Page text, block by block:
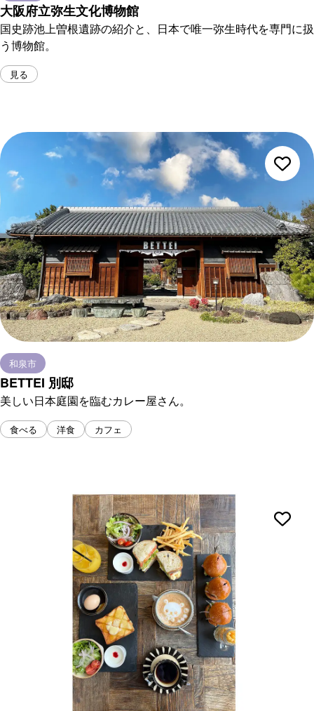
大阪府立弥生文化博物館
国史跡池上曽根遺跡の紹介と、日本で唯一弥生時代を専門に扱
う博物館。
見る
和泉市
BETTEI 別邸
美しい日本庭園を臨むカレー屋さん。
食べる 洋食 カフェ